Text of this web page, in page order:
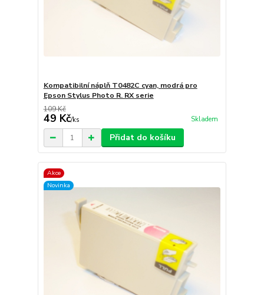
Kompatibilní náplň T0482C cyan, modrá pro
Epson Stylus Photo R. RX serie
109 Kč
49 Kč/ks Skladem
Přidat do košíku
Akce
Novinka